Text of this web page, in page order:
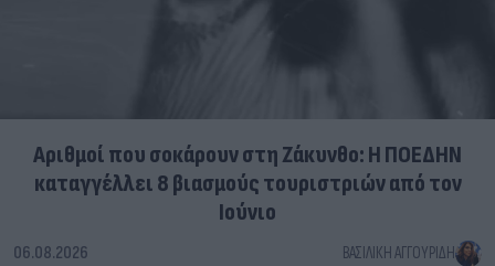
Αριθμοί που σοκάρουν στη Ζάκυνθο: Η ΠΟΕΔΗΝ
καταγγέλλει 8 βιασμούς τουριστριών από τον
Ιούνιο
06.08.2026 ΒΑΣΙΛΙΚΉ ΑΓΓΟΥΡΊΔΗ